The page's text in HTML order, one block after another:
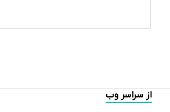
از سراسر وب